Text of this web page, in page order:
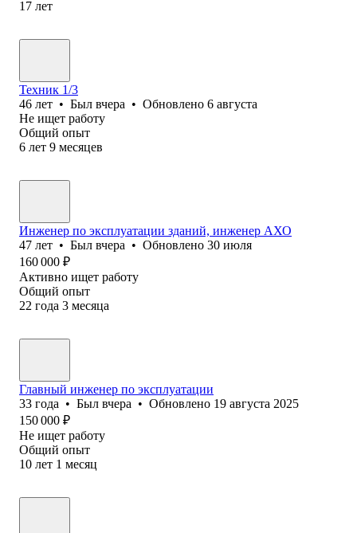
17 лет
Техник 1/3
46 лет • Был вчера • Обновлено 6 августа
Не ищет работу
Общий опыт
6 лет 9 месяцев
Инженер по эксплуатации зданий, инженер АХО
47 лет • Был вчера • Обновлено 30 июля
160 000 ₽
Активно ищет работу
Общий опыт
22 года 3 месяца
Главный инженер по эксплуатации
33 года • Был вчера • Обновлено 19 августа 2025
150 000 ₽
Не ищет работу
Общий опыт
10 лет 1 месяц